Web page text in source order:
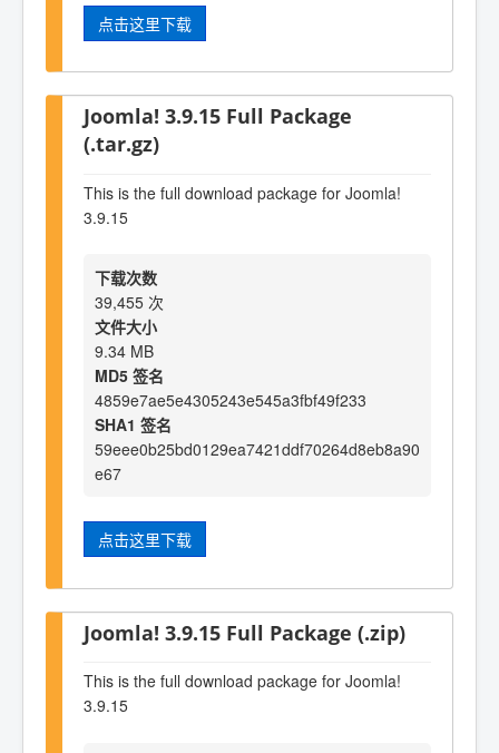
点击这里下载
Joomla! 3.9.15 Full Package
(.tar.gz)
This is the full download package for Joomla!
3.9.15
下载次数
39,455 次
文件大小
9.34 MB
MD5 签名
4859e7ae5e4305243e545a3fbf49f233
SHA1 签名
59eee0b25bd0129ea7421ddf70264d8eb8a90
e67
点击这里下载
Joomla! 3.9.15 Full Package (.zip)
This is the full download package for Joomla!
3.9.15